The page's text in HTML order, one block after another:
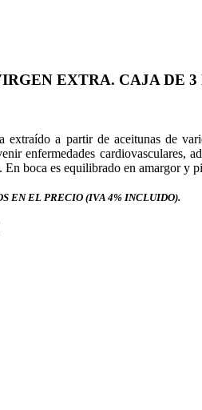
EXTRA. CAJA DE
a partir de aceitunas de
enfermedades
En boca es equilibrado en amargor y
EN EL PRECIO (IVA 4% INCLUIDO).